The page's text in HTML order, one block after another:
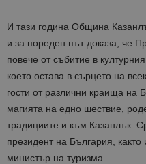
И тази година Община
и за пореден път доказа, че
повече от събитие в
което остава в сърцето на
гости от различни краища на
магията на едно шествие,
традициите и към Казанлък.
президент на България,
министър на туризма.